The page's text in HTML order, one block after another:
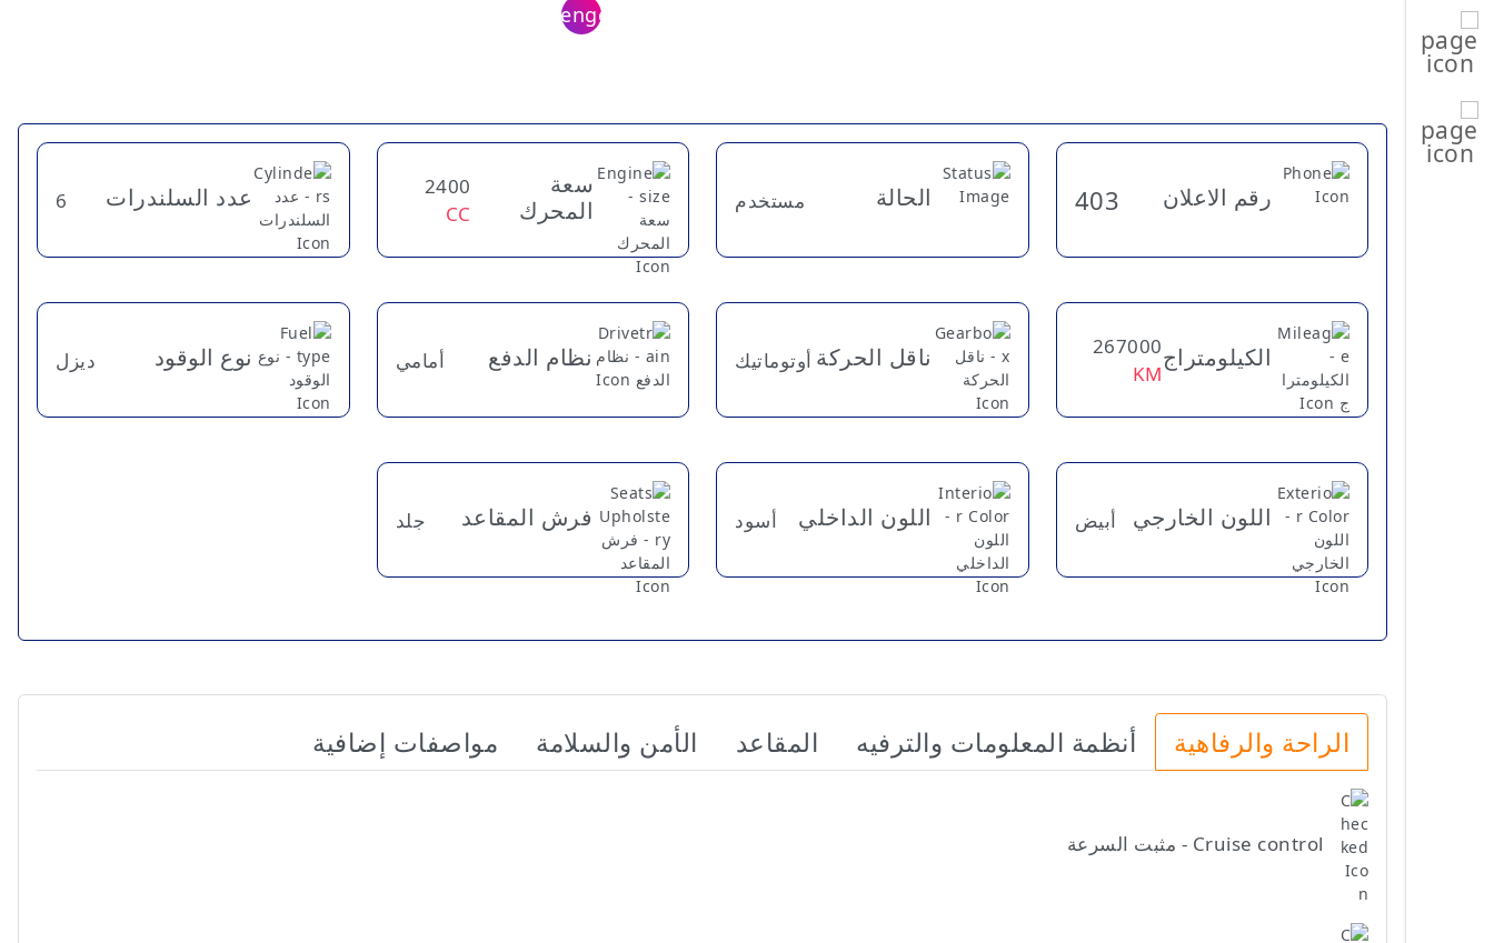
رقم الاعلان 403 الحالة مستخدم
سعة
المحرك
2400
CC
عدد السلندرات 6
الكيلومتراج267000
KM
ناقل الحركة أوتوماتيك نظام الدفع أمامي نوع الوقود ديزل
اللون الخارجي أبيض اللون الداخلي أسود فرش المقاعد جلد
الراحة والرفاهية أنظمة المعلومات والترفيه المقاعد الأمن والسلامة مواصفات إضافية
Cruise control - مثبت السرعة